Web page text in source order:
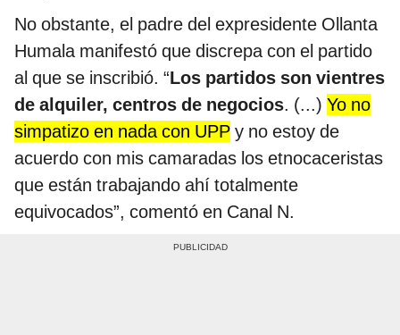
No obstante, el padre del expresidente Ollanta
Humala manifestó que discrepa con el partido
al que se inscribió. “Los partidos son vientres
de alquiler, centros de negocios. (...) Yo no
simpatizo en nada con UPP y no estoy de
acuerdo con mis camaradas los etnocaceristas
que están trabajando ahí totalmente
equivocados”, comentó en Canal N.